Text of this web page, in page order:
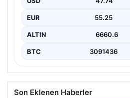
Halen…
EUR 55.25
ALTIN 6660.6
BTC 3091436
Son Eklenen Haberler